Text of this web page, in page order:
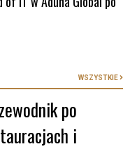
WSZYSTKIE
po
i